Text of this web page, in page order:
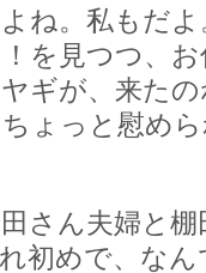
ね。私もだ
を見つつ、
ギが、来た
ょっと慰め
さん夫婦と
初めで、な